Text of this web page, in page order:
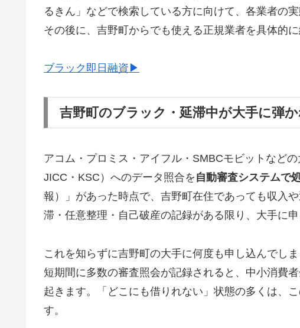
るきん」などで検索している方に向けて、各業者の
その後に、吉野町からでも使える正規業者を具体的に
ブラック即日融資▶
吉野町のブラック・延滞中が大手に弾
アコム・プロミス・アイフル・SMBCモビットなど
JICC・KSC）へのデータ照合を 自動審査システムで
報）」があった時点で、吉野町在住であっても収入
滞・任意整理・自己破産の記録がある限り、大手に
これを知らずに吉野町の大手に何度も申し込んでし
短期間に多数の審査照会が記録されると、中小消費
起きます。「どこにも借りれない」状態の多くは、
す。